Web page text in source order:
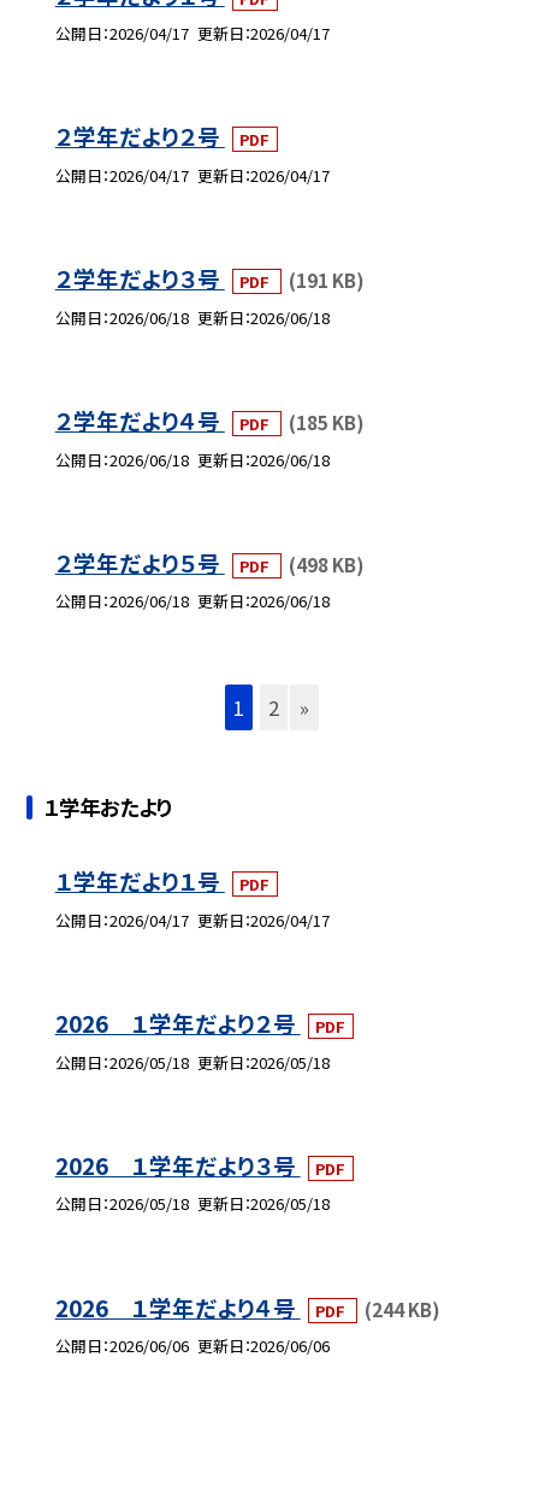
公開日 2026/04/17 更新日 2026/04/17
２学年だより２号
PDF
公開日 2026/04/17 更新日 2026/04/17
２学年だより３号 PDF (191 KB)
公開日 2026/06/18 更新日 2026/06/18
２学年だより４号 PDF (185 KB)
公開日 2026/06/18 更新日 2026/06/18
２学年だより５号 PDF (498 KB)
公開日 2026/06/18 更新日 2026/06/18
1 2 »
１学年おたより
１学年だより１号
PDF
公開日 2026/04/17 更新日 2026/04/17
2026 １学年だより２号
PDF
公開日 2026/05/18 更新日 2026/05/18
2026 １学年だより３号
PDF
公開日 2026/05/18 更新日 2026/05/18
2026 １学年だより４号 PDF (244 KB)
公開日 2026/06/06 更新日 2026/06/06